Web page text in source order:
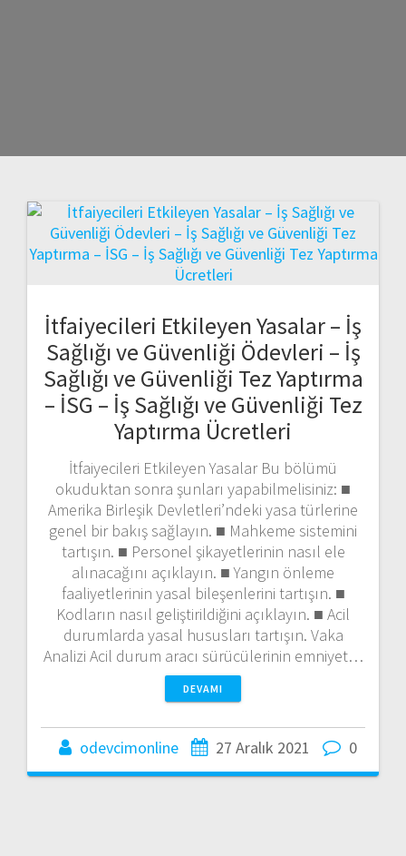
İtfaiyecileri Etkileyen Yasalar – İş
Sağlığı ve Güvenliği Ödevleri – İş
Sağlığı ve Güvenliği Tez Yaptırma
– İSG – İş Sağlığı ve Güvenliği Tez
Yaptırma Ücretleri
İtfaiyecileri Etkileyen Yasalar Bu bölümü
okuduktan sonra şunları yapabilmelisiniz: ■
Amerika Birleşik Devletleri’ndeki yasa türlerine
genel bir bakış sağlayın. ■ Mahkeme sistemini
tartışın. ■ Personel şikayetlerinin nasıl ele
alınacağını açıklayın. ■ Yangın önleme
faaliyetlerinin yasal bileşenlerini tartışın. ■
Kodların nasıl geliştirildiğini açıklayın. ■ Acil
durumlarda yasal hususları tartışın. Vaka
Analizi Acil durum aracı sürücülerinin emniyet…
DEVAMI
odevcimonline 27 Aralık 2021 0